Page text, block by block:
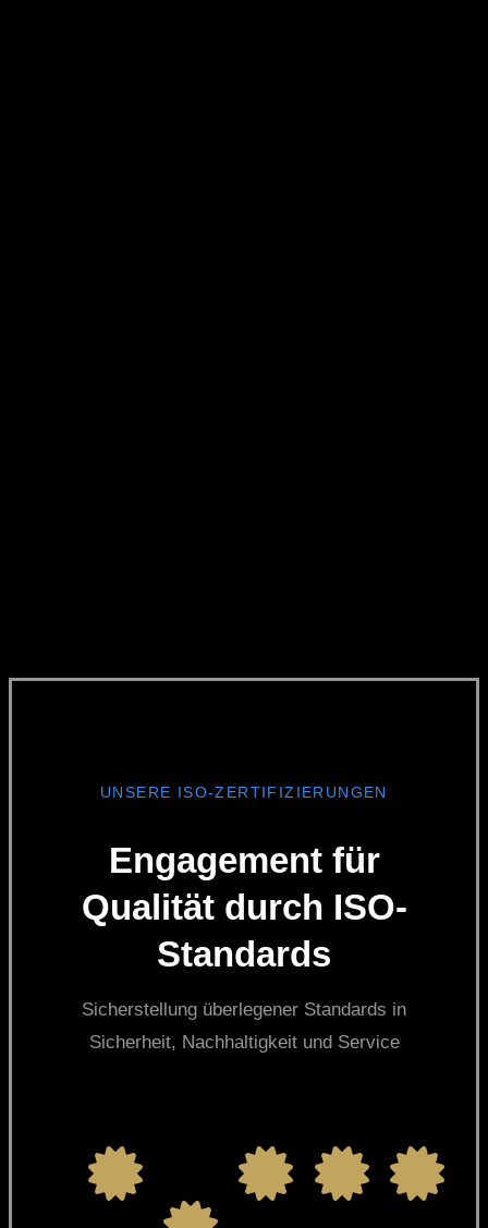
UNSERE ISO-ZERTIFIZIERUNGEN
Engagement für
Qualität durch ISO-
Standards
Sicherstellung überlegener Standards in
Sicherheit, Nachhaltigkeit und Service